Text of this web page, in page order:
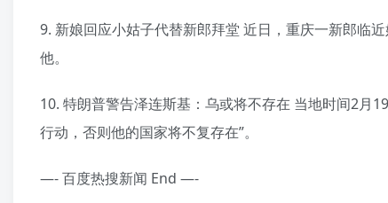
9. 新娘回应小姑子代替新郎拜堂 近日，重庆一新郎临
他。
10. 特朗普警告泽连斯基：乌或将不存在 当地时间2月
行动，否则他的国家将不复存在”。
—- 百度热搜新闻 End —-